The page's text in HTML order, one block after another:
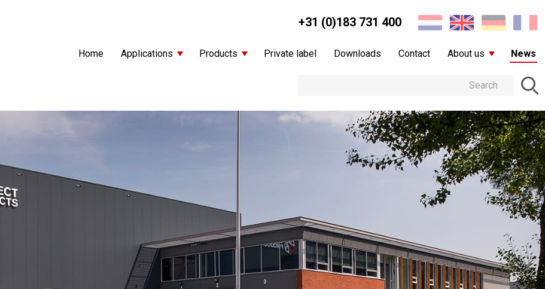
+31 (0)183 731 400
Home Applications Products Private label Downloads Contact About us News